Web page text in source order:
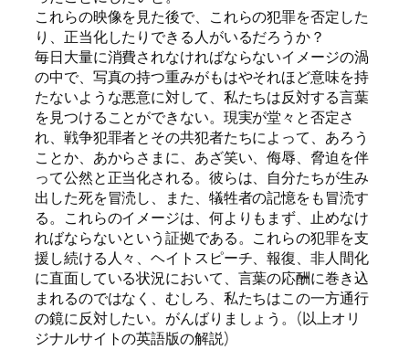
これらの映像を見た後で、これらの犯罪を否定した
り、正当化したりできる人がいるだろうか？
毎日大量に消費されなければならないイメージの渦
の中で、写真の持つ重みがもはやそれほど意味を持
たないような悪意に対して、私たちは反対する言葉
を見つけることができない。現実が堂々と否定さ
れ、戦争犯罪者とその共犯者たちによって、あろう
ことか、あからさまに、あざ笑い、侮辱、脅迫を伴
って公然と正当化される。彼らは、自分たちが生み
出した死を冒涜し、また、犠牲者の記憶をも冒涜す
る。これらのイメージは、何よりもまず、止めなけ
ればならないという証拠である。これらの犯罪を支
援し続ける人々、ヘイトスピーチ、報復、非人間化
に直面している状況において、言葉の応酬に巻き込
まれるのではなく、むしろ、私たちはこの一方通行
の鏡に反対したい。がんばりましょう。(以上オリ
ジナルサイトの英語版の解説)